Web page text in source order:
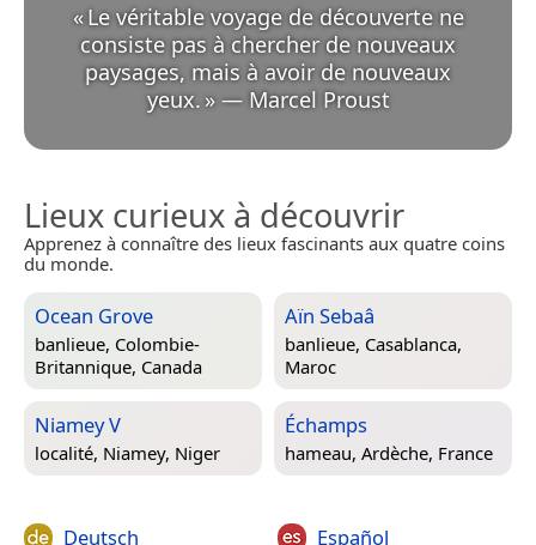
«Le véritable voyage de découverte ne
consiste pas à chercher de nouveaux
paysages, mais à avoir de nouveaux
yeux. » — Marcel Proust
Lieux curieux à découvrir
Apprenez à connaître des lieux fascinants aux quatre coins
du monde.
Ocean Grove
banlieue, Colombie-
Britannique, Canada
Aïn Sebaâ
banlieue, Casablanca,
Maroc
Niamey V
localité, Niamey, Niger
Échamps
hameau, Ardèche, France
Deutsch Español